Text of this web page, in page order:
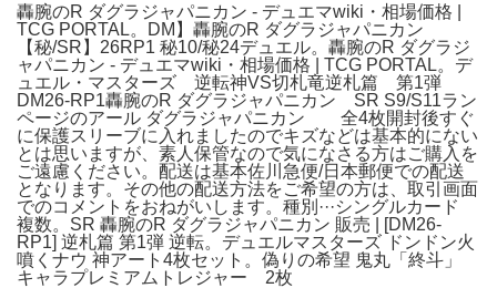
轟腕のR ダグラジャパニカン - デュエマwiki・相場価格 |
TCG PORTAL。DM】轟腕のR ダグラジャパニカン
【秘/SR】26RP1 秘10/秘24デュエル。轟腕のR ダグラジ
ャパニカン - デュエマwiki・相場価格 | TCG PORTAL。デ
ュエル・マスターズ 逆転神VS切札竜逆札篇 第1弾
DM26-RP1轟腕のR ダグラジャパニカン SR S9/S11ラン
ページのアール ダグラジャパニカン 全4枚開封後すぐ
に保護スリーブに入れましたのでキズなどは基本的にない
とは思いますが、素人保管なので気になさる方はご購入を
ご遠慮ください。配送は基本佐川急便/日本郵便での配送
となります。その他の配送方法をご希望の方は、取引画面
でのコメントをおねがいします。種別···シングルカード
複数。SR 轟腕のR ダグラジャパニカン 販売 | [DM26-
RP1] 逆札篇 第1弾 逆転。デュエルマスターズ ドンドン火
噴くナウ 神アート4枚セット。偽りの希望 鬼丸「終斗」
キャラプレミアムトレジャー 2枚